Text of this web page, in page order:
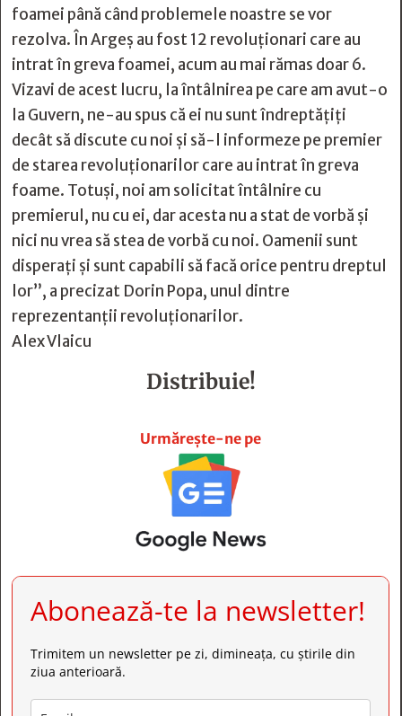
foamei până când problemele noastre se vor
rezolva. În Argeș au fost 12 revoluționari care au
intrat în greva foamei, acum au mai rămas doar 6.
Vizavi de acest lucru, la întâlnirea pe care am avut-o
la Guvern, ne-au spus că ei nu sunt îndreptățiți
decât să discute cu noi și să-l informeze pe premier
de starea revoluționarilor care au intrat în greva
foame. Totuși, noi am solicitat întâlnire cu
premierul, nu cu ei, dar acesta nu a stat de vorbă și
nici nu vrea să stea de vorbă cu noi. Oamenii sunt
disperați și sunt capabili să facă orice pentru dreptul
lor”, a precizat Dorin Popa, unul dintre
reprezentanţii revoluţionarilor.
Alex Vlaicu
Distribuie!
Urmărește-ne pe
Abonează-te la newsletter!
Trimitem un newsletter pe zi, dimineața, cu știrile din
ziua anterioară.